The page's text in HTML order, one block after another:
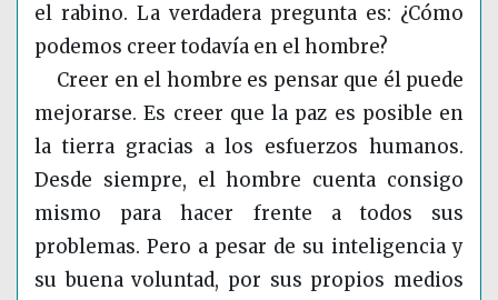
el rabino. La verdadera pregunta es: ¿Cómo
podemos creer todavía en el hombre?
Creer en el hombre es pensar que él puede
mejorarse. Es creer que la paz es posible en
la tierra gracias a los esfuerzos humanos.
Desde siempre, el hombre cuenta consigo
mismo para hacer frente a todos sus
problemas. Pero a pesar de su inteligencia y
su buena voluntad, por sus propios medios